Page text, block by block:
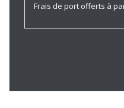
Frais de port offerts à